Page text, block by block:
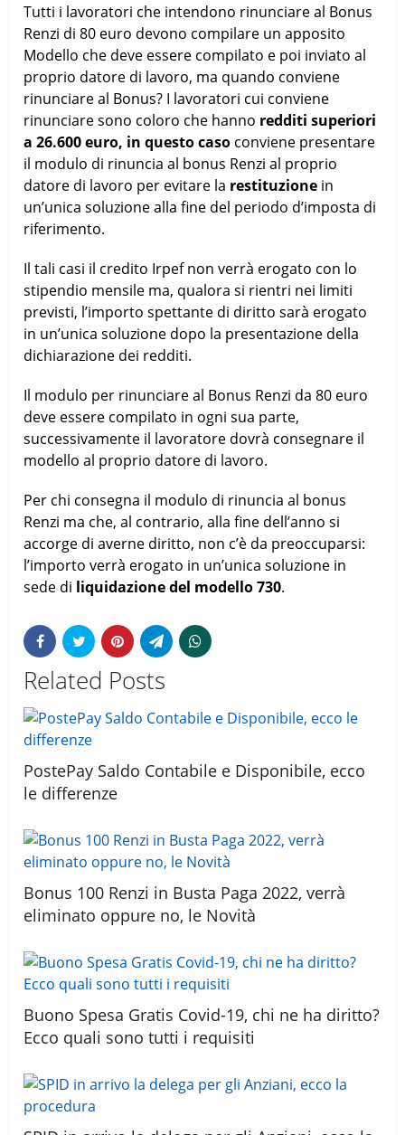
Tutti i lavoratori che intendono rinunciare al Bonus
Renzi di 80 euro devono compilare un apposito
Modello che deve essere compilato e poi inviato al
proprio datore di lavoro, ma quando conviene
rinunciare al Bonus? I lavoratori cui conviene
rinunciare sono coloro che hanno redditi superiori
a 26.600 euro, in questo caso conviene presentare
il modulo di rinuncia al bonus Renzi al proprio
datore di lavoro per evitare la restituzione in
un’unica soluzione alla fine del periodo d’imposta di
riferimento.
Il tali casi il credito Irpef non verrà erogato con lo
stipendio mensile ma, qualora si rientri nei limiti
previsti, l’importo spettante di diritto sarà erogato
in un’unica soluzione dopo la presentazione della
dichiarazione dei redditi.
Il modulo per rinunciare al Bonus Renzi da 80 euro
deve essere compilato in ogni sua parte,
successivamente il lavoratore dovrà consegnare il
modello al proprio datore di lavoro.
Per chi consegna il modulo di rinuncia al bonus
Renzi ma che, al contrario, alla fine dell’anno si
accorge di averne diritto, non c’è da preoccuparsi:
l’importo verrà erogato in un’unica soluzione in
sede di liquidazione del modello 730.
Related Posts
PostePay Saldo Contabile e Disponibile, ecco
le differenze
Bonus 100 Renzi in Busta Paga 2022, verrà
eliminato oppure no, le Novità
Buono Spesa Gratis Covid-19, chi ne ha diritto?
Ecco quali sono tutti i requisiti